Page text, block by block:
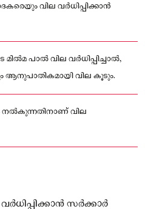
വില വർധിപ്പിക്കാൻ
പാൽ വില വർധിപ്പിച്ചാൽ,
ആനുപാതികമായി വില കൂടും.
നൽകുന്നതിനാണ് വില
സർക്കാർ